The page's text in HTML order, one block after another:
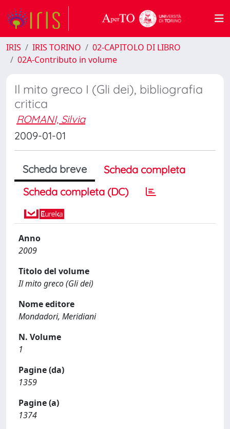
IRIS IRIS TORINO
02-CAPITOLO DI LIBRO
02A-Contributo in volume
Il mito greco I (Gli dei), bibliografia
critica
ROMANI, Silvia
2009-01-01
Scheda breve
Scheda completa
Scheda completa (DC)
Anno
2009
Titolo del volume
Il mito greco (Gli dei)
Nome editore
Mondadori, Meridiani
N. Volume
1
Pagine (da)
1359
Pagine (a)
1374